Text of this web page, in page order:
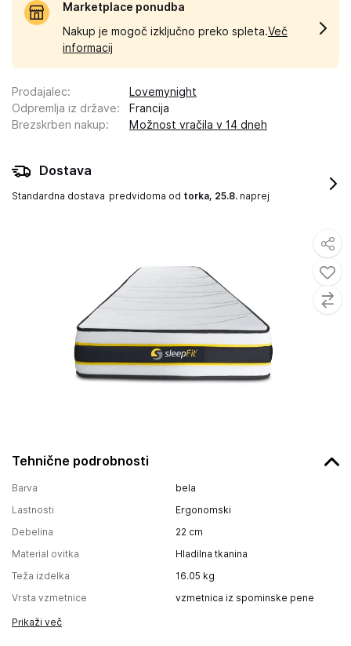
Tehnične podrobnosti
Barva
bela
Lastnosti
Ergonomski
Debelina
22 cm
Material ovitka
Hladilna tkanina
Teža izdelka
16.05 kg
Vrsta vzmetnice
vzmetnica iz spominske pene
Prikaži več
Marketplace ponudba
Nakup je mogoč izključno preko spleta.Več
informacij
Prodajalec:
Lovemynight
Odpremlja iz države:
Francija
Brezskrben nakup: Možnost vračila v 14 dneh
Dostava
Standardna dostava predvidoma od torka, 25.8. naprej